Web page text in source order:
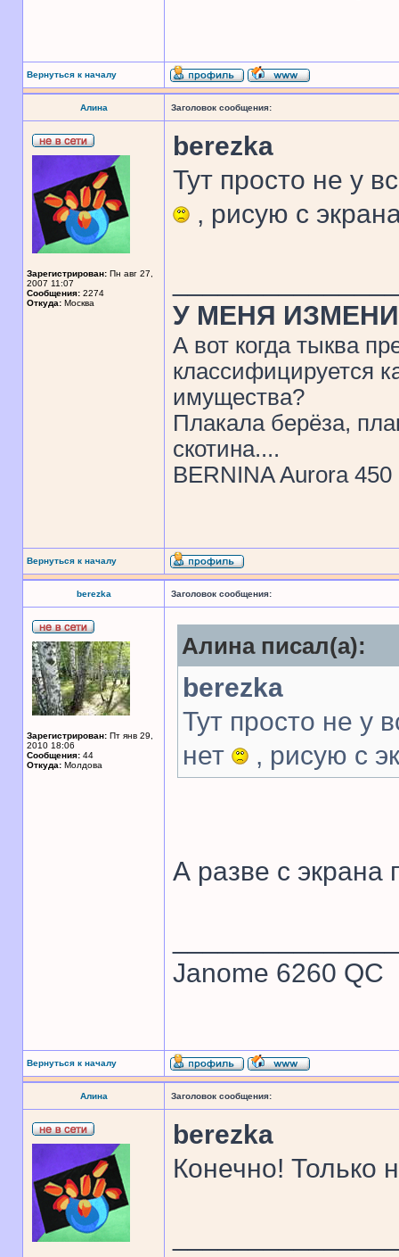
Вернуться к началу
Алина Заголовок сообщения:
Зарегистрирован: Пн авг 27,
2007 11:07
Сообщения: 2274
Откуда: Москва
berezka
Тут просто не у
, рисую с
У МЕНЯ
А вот когда тыква
классифицируется
имущества?
Плакала берёза,
скотина....
BERNINA Aurora 450
Вернуться к началу
berezka Заголовок сообщения:
Зарегистрирован: Пт янв 29,
2010 18:06
Сообщения: 44
Откуда: Молдова
Алина писал(а):
berezka
Тут просто не у
нет
, рисую с
А разве с экрана
Janome 6260 QC
Вернуться к началу
Алина Заголовок сообщения:
berezka
Конечно! Только